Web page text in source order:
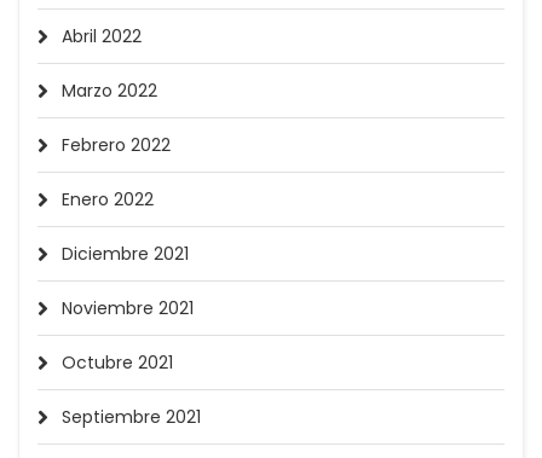
Abril 2022
Marzo 2022
Febrero 2022
Enero 2022
Diciembre 2021
Noviembre 2021
Octubre 2021
Septiembre 2021